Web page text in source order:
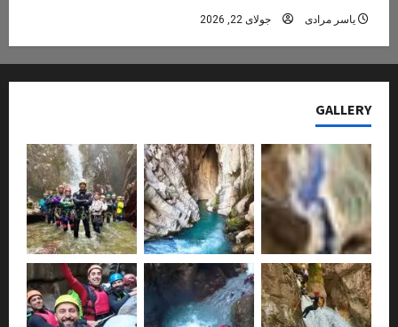
یاسر مرادی جولای 22, 2026
GALLERY